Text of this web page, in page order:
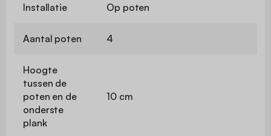
Installatie Op poten
Aantal poten 4
Hoogte
tussen de
poten en de
onderste
plank
10 cm